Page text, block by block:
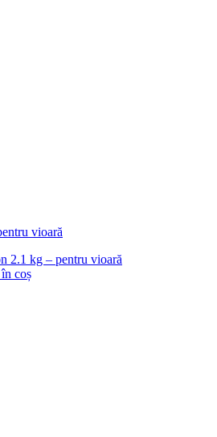
vioară
2.1 kg – pentru vioară
coș